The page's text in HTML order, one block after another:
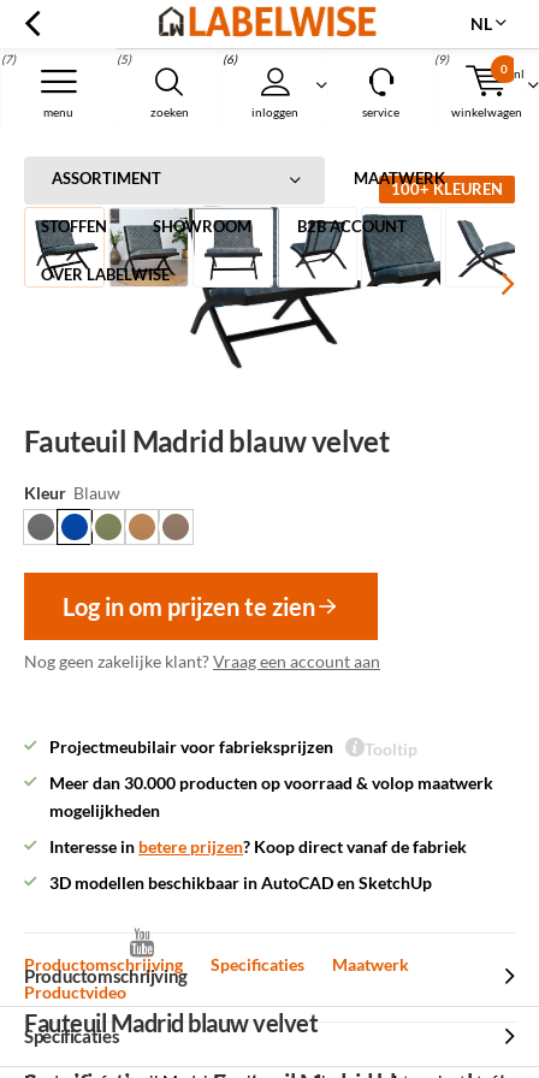
nl
zoeken
(5)
inloggen
(6)
menu
(7)
service winkelwagen
0
(9)
Menu
NL
ASSORTIMENT MAATWERK
STOFFEN SHOWROOM B2B ACCOUNT
OVER LABELWISE
Home Fauteuil Madrid blauw velvet
100+ KLEUREN
Fauteuil Madrid blauw velvet
Kleur Blauw
Log in om prijzen te zien
Nog geen zakelijke klant?Vraag een account aan
Projectmeubilair voor fabrieksprijzen
Tooltip
Meer dan 30.000 producten op voorraad & volop maatwerk
mogelijkheden
Interesse in betere prijzen? Koop direct vanaf de fabriek
3D modellen beschikbaar in AutoCAD en SketchUp
Productomschrijving Specificaties
Maatwerk
Productvideo
Productomschrijving
Fauteuil Madrid blauw velvet
Specificaties